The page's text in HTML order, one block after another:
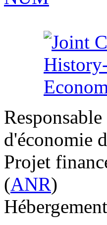
d'économie
Projet
(ANR)